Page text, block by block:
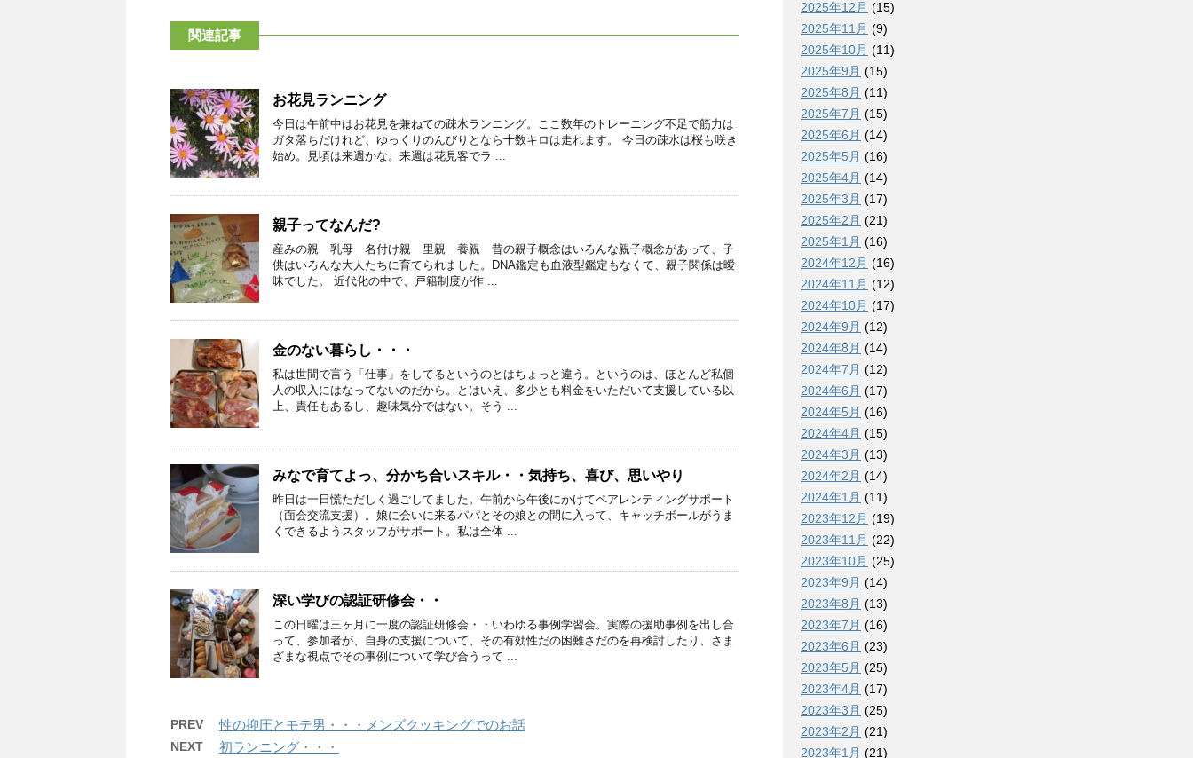
関連記事
お花見ランニング
今日は午前中はお花見を兼ねての疎水ランニング。ここ数年のトレーニング不足で筋力は
ガタ落ちだけれど、ゆっくりのんびりとなら十数キロは走れます。 今日の疎水は桜も咲き
始め。見頃は来週かな。来週は花見客でラ ...
親子ってなんだ?
産みの親 乳母 名付け親 里親 養親 昔の親子概念はいろんな親子概念があって、子
供はいろんな大人たちに育てられました。DNA鑑定も血液型鑑定もなくて、親子関係は曖
昧でした。 近代化の中で、戸籍制度が作 ...
金のない暮らし・・・
私は世間で言う「仕事」をしてるというのとはちょっと違う。というのは、ほとんど私個
人の収入にはなってないのだから。とはいえ、多少とも料金をいただいて支援している以
上、責任もあるし、趣味気分ではない。そう ...
みなで育てよっ、分かち合いスキル・・気持ち、喜び、思いやり
昨日は一日慌ただしく過ごしてました。午前から午後にかけてペアレンティングサポート
（面会交流支援）。娘に会いに来るパパとその娘との間に入って、キャッチボールがうま
くできるようスタッフがサポート。私は全体 ...
深い学びの認証研修会・・
この日曜は三ヶ月に一度の認証研修会・・いわゆる事例学習会。実際の援助事例を出し合
って、参加者が、自身の支援について、その有効性だの困難さだのを再検討したり、さま
ざまな視点でその事例について学び合うって ...
PREV 性の抑圧とモテ男・・・メンズクッキングでのお話
NEXT 初ランニング・・・
2025年12月 (15)
2025年11月 (9)
2025年10月 (11)
2025年9月 (15)
2025年8月 (11)
2025年7月 (15)
2025年6月 (14)
2025年5月 (16)
2025年4月 (14)
2025年3月 (17)
2025年2月 (21)
2025年1月 (16)
2024年12月 (16)
2024年11月 (12)
2024年10月 (17)
2024年9月 (12)
2024年8月 (14)
2024年7月 (12)
2024年6月 (17)
2024年5月 (16)
2024年4月 (15)
2024年3月 (13)
2024年2月 (14)
2024年1月 (11)
2023年12月 (19)
2023年11月 (22)
2023年10月 (25)
2023年9月 (14)
2023年8月 (13)
2023年7月 (16)
2023年6月 (23)
2023年5月 (25)
2023年4月 (17)
2023年3月 (25)
2023年2月 (21)
2023年1月 (21)